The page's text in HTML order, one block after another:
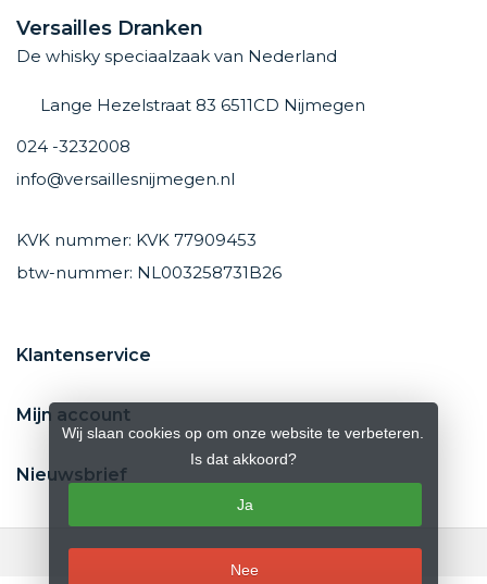
Versailles Dranken
De whisky speciaalzaak van Nederland
Lange Hezelstraat 83 6511CD Nijmegen
024 -3232008
info@versaillesnijmegen.nl
KVK nummer: KVK 77909453
btw-nummer: NL003258731B26
Klantenservice
Mijn account
Nieuwsbrief
Wij slaan cookies op om onze website te verbeteren.
Is dat akkoord?
Ja
Nee